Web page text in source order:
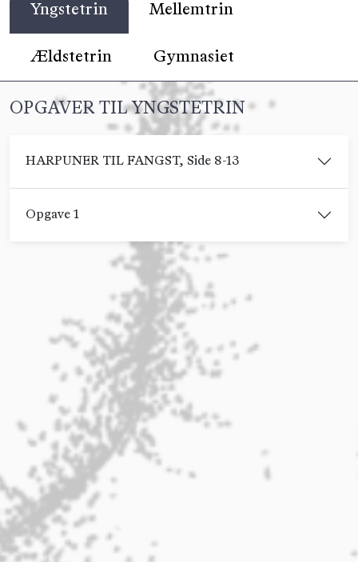
Yngstetrin Mellemtrin
Ældstetrin Gymnasiet
OPGAVER TIL YNGSTETRIN
HARPUNER TIL FANGST, Side 8-13
Opgave 1